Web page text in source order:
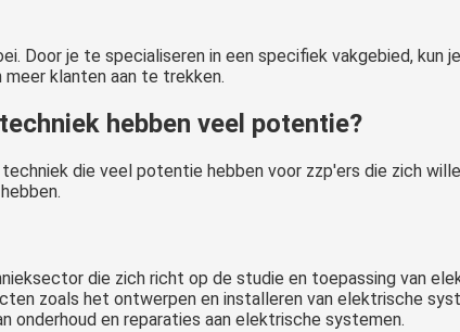
Door je te specialiseren in een specifiek vakgebied, kun
klanten aan te trekken.
hebben veel potentie?
die veel potentie hebben voor zzp'ers die zich
die zich richt op de studie en toepassing van
zoals het ontwerpen en installeren van elektrische
onderhoud en reparaties aan elektrische systemen.